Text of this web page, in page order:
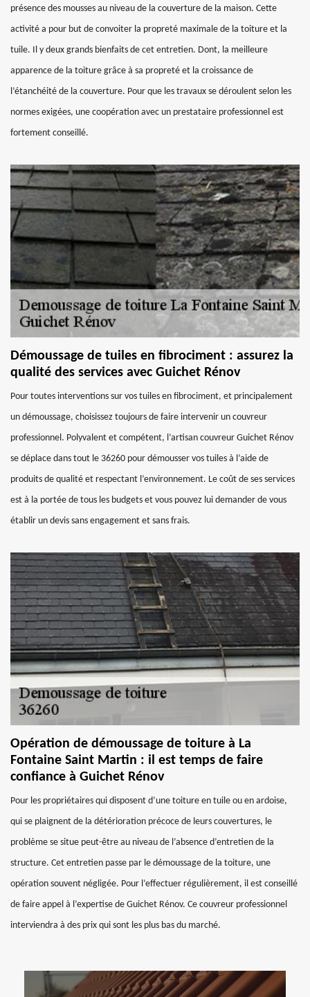
présence des mousses au niveau de la couverture de la maison. Cette
activité a pour but de convoiter la propreté maximale de la toiture et la
tuile. Il y deux grands bienfaits de cet entretien. Dont, la meilleure
apparence de la toiture grâce à sa propreté et la croissance de
l’étanchéité de la couverture. Pour que les travaux se déroulent selon les
normes exigées, une coopération avec un prestataire professionnel est
fortement conseillé.
Démoussage de tuiles en fibrociment : assurez la
qualité des services avec Guichet Rénov
Pour toutes interventions sur vos tuiles en fibrociment, et principalement
un démoussage, choisissez toujours de faire intervenir un couvreur
professionnel. Polyvalent et compétent, l’artisan couvreur Guichet Rénov
se déplace dans tout le 36260 pour démousser vos tuiles à l’aide de
produits de qualité et respectant l’environnement. Le coût de ses services
est à la portée de tous les budgets et vous pouvez lui demander de vous
établir un devis sans engagement et sans frais.
Opération de démoussage de toiture à La
Fontaine Saint Martin : il est temps de faire
confiance à Guichet Rénov
Pour les propriétaires qui disposent d’une toiture en tuile ou en ardoise,
qui se plaignent de la détérioration précoce de leurs couvertures, le
problème se situe peut-être au niveau de l’absence d’entretien de la
structure. Cet entretien passe par le démoussage de la toiture, une
opération souvent négligée. Pour l’effectuer régulièrement, il est conseillé
de faire appel à l’expertise de Guichet Rénov. Ce couvreur professionnel
interviendra à des prix qui sont les plus bas du marché.